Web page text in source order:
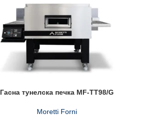
Гасна тунелска печка MF-TT98/G
Moretti Forni